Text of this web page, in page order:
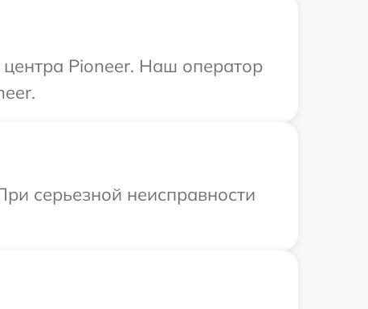
центра Pioneer. Наш оператор
серьезной неисправности